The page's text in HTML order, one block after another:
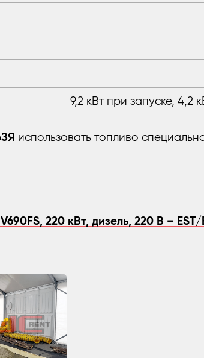
9,2 кВт при запуске, 4,2
использовать топливо
220 кВт, дизель, 220 В – EST/